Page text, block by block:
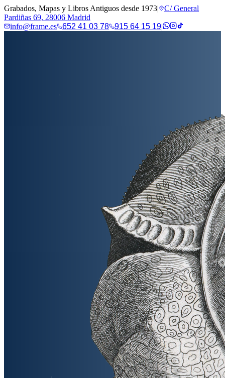
Grabados, Mapas y Libros Antiguos desde 1973|
C/ General
Pardiñas 69, 28006 Madrid
info@frame.es
652 41 03 78 915 64 15 19|